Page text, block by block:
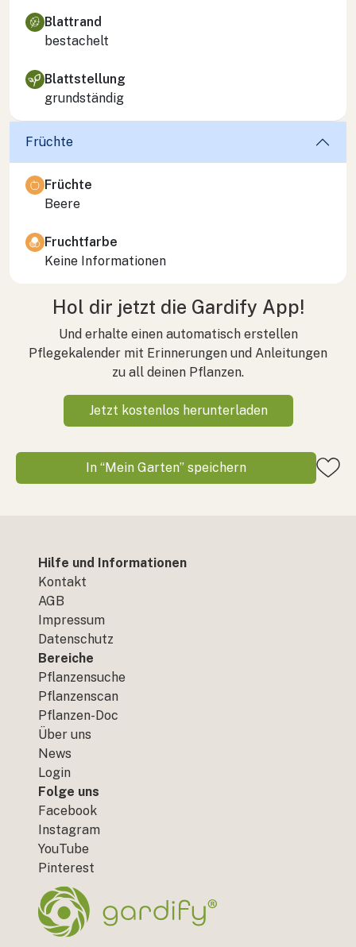
Blattrand
bestachelt
Blattstellung
grundständig
Früchte
Früchte
Beere
Fruchtfarbe
Keine Informationen
Hol dir jetzt die Gardify App!
Und erhalte einen automatisch erstellen
Pflegekalender mit Erinnerungen und Anleitungen
zu all deinen Pflanzen.
Jetzt kostenlos herunterladen
In “Mein Garten” speichern
Hilfe und Informationen
Kontakt
AGB
Impressum
Datenschutz
Bereiche
Pflanzensuche
Pflanzenscan
Pflanzen-Doc
Über uns
News
Login
Folge uns
Facebook
Instagram
YouTube
Pinterest